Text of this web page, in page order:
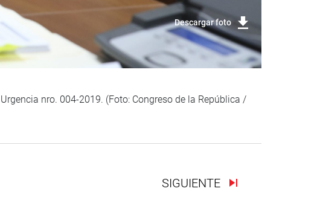
Descargar foto
nro. 004-2019. (Foto: Congreso de la República /
SIGUIENTE